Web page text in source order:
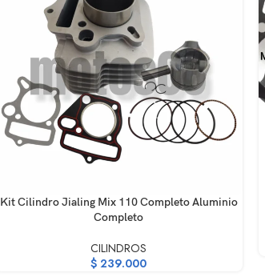
AÑADIR AL CARRITO
Kit Cilindro Jialing Mix 110 Completo Aluminio
Completo
CILINDROS
$ 239.000